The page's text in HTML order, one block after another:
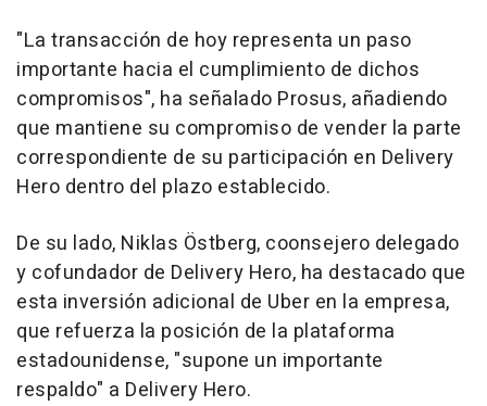
"La transacción de hoy representa un paso
importante hacia el cumplimiento de dichos
compromisos", ha señalado Prosus, añadiendo
que mantiene su compromiso de vender la parte
correspondiente de su participación en Delivery
Hero dentro del plazo establecido.
De su lado, Niklas Östberg, coonsejero delegado
y cofundador de Delivery Hero, ha destacado que
esta inversión adicional de Uber en la empresa,
que refuerza la posición de la plataforma
estadounidense, "supone un importante
respaldo" a Delivery Hero.